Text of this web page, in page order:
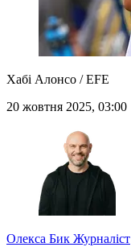
Хабі Алонсо / EFE
20 жовтня 2025, 03:00
Олекса Бик Журналіст